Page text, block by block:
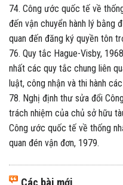
74. Công ước quốc tế về
đến vận chuyển hành lý bằng
quan đến đăng ký quyền tôn
76. Quy tắc Hague-Visby,
nhất các quy tắc chung liên
luật, công nhận và thi hành
78. Nghị định thư sửa đổi
trách nhiệm của chủ sở hữu
Công ước quốc tế về thống
quan đén vận đơn, 1979.
Các bài mới